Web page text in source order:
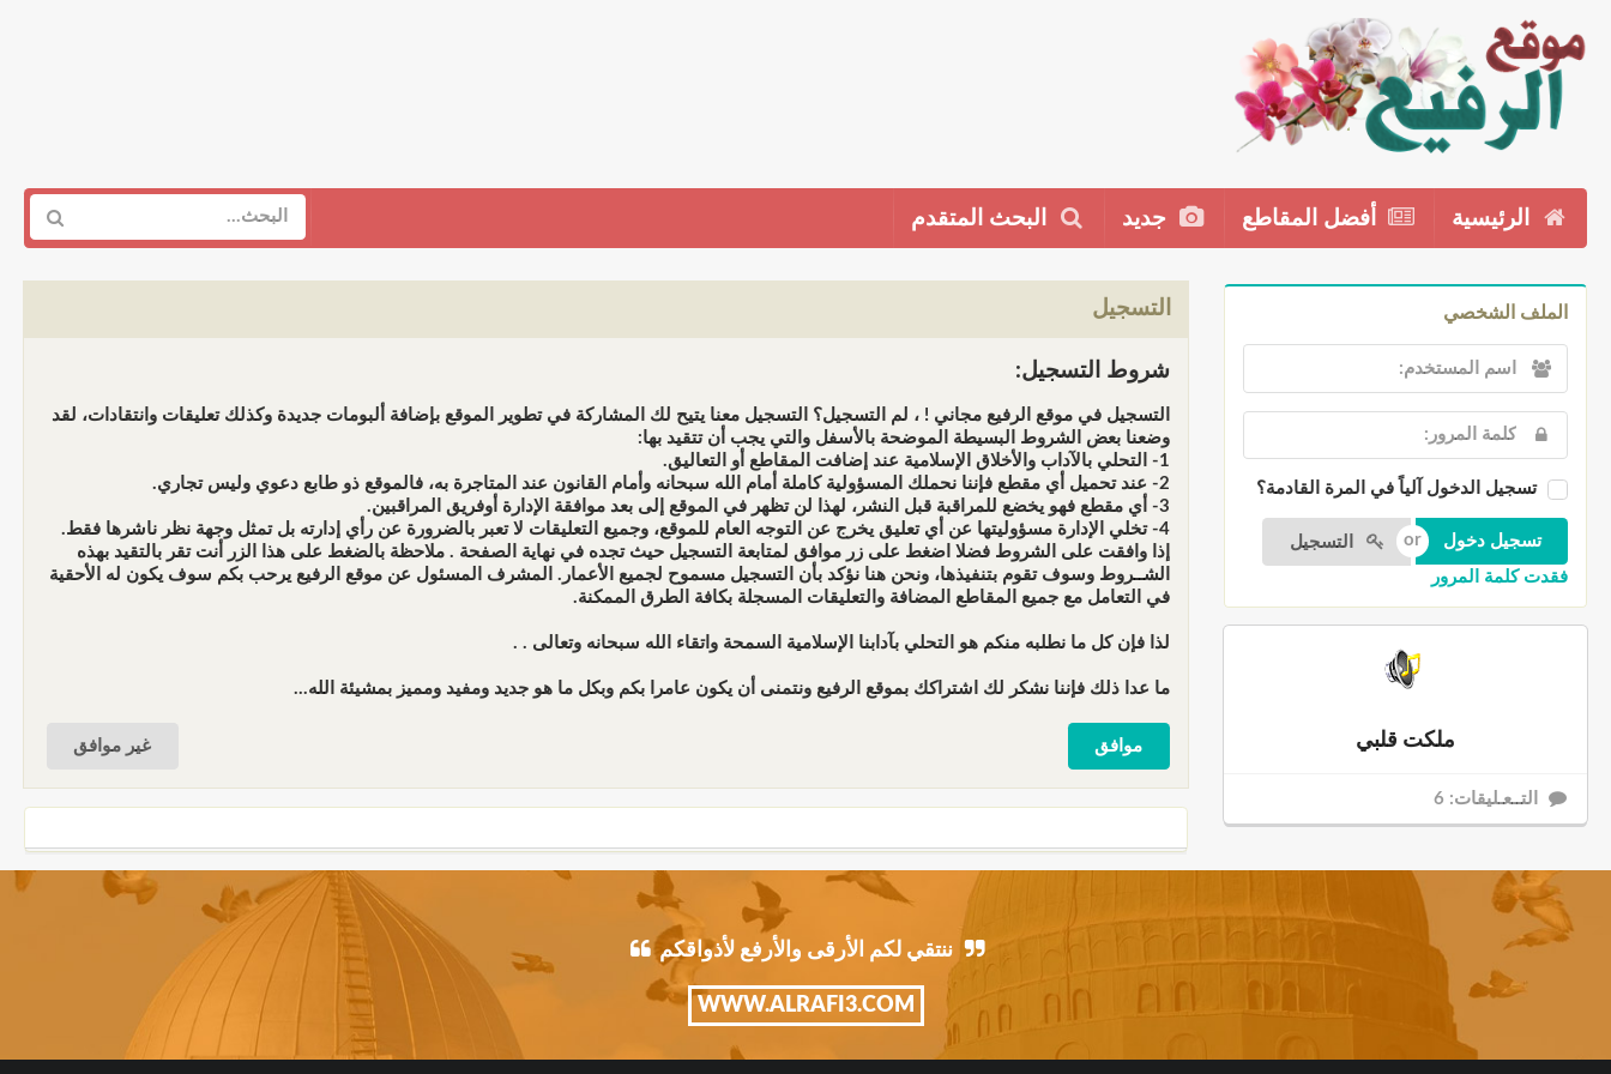
الرئيسية أفضل المقاطع جديد البحث المتقدم
الملف الشخصي
تسجيل الدخول آلياً في المرة القادمة؟
التسجيل
فقدت كلمة المرور
ملكت قلبي
التــعـليقات: 6
التسجيل
شروط التسجيل:
التسجيل في موقع الرفيع مجاني ! ، لم التسجيل؟ التسجيل معنا يتيح لك المشاركة في تطوير الموقع بإضافة ألبومات جديدة وكذلك تعليقات وانتقادات، لقد
وضعنا بعض الشروط البسيطة الموضحة بالأسفل والتي يجب أن تتقيد بها:
1- التحلي بالآداب والأخلاق الإسلامية عند إضافت المقاطع أو التعاليق.
2- عند تحميل أي مقطع فإننا نحملك المسؤولية كاملة أمام الله سبحانه وأمام القانون عند المتاجرة به، فالموقع ذو طابع دعوي وليس تجاري.
3- أي مقطع فهو يخضع للمراقبة قبل النشر، لهذا لن تظهر في الموقع إلى بعد موافقة الإدارة أوفريق المراقبين.
4- تخلي الإدارة مسؤوليتها عن أي تعليق يخرج عن التوجه العام للموقع، وجميع التعليقات لا تعبر بالضرورة عن رأي إدارته بل تمثل وجهة نظر ناشرها فقط.
إذا وافقت على الشروط فضلا اضغط على زر موافق لمتابعة التسجيل حيث تجده في نهاية الصفحة . ملاحظة بالضغط على هذا الزر أنت تقر بالتقيد بهذه
الشــروط وسوف تقوم بتنفيذها، ونحن هنا نؤكد بأن التسجيل مسموح لجميع الأعمار. المشرف المسئول عن موقع الرفيع يرحب بكم سوف يكون له الأحقية
في التعامل مع جميع المقاطع المضافة والتعليقات المسجلة بكافة الطرق الممكنة.
لذا فإن كل ما نطلبه منكم هو التحلي بآدابنا الإسلامية السمحة واتقاء الله سبحانه وتعالى . .
ما عدا ذلك فإننا نشكر لك اشتراكك بموقع الرفيع ونتمنى أن يكون عامرا بكم وبكل ما هو جديد ومفيد ومميز بمشيئة الله...
ننتقي لكم الأرقى والأرفع لأذواقكم
WWW.ALRAFI3.COM